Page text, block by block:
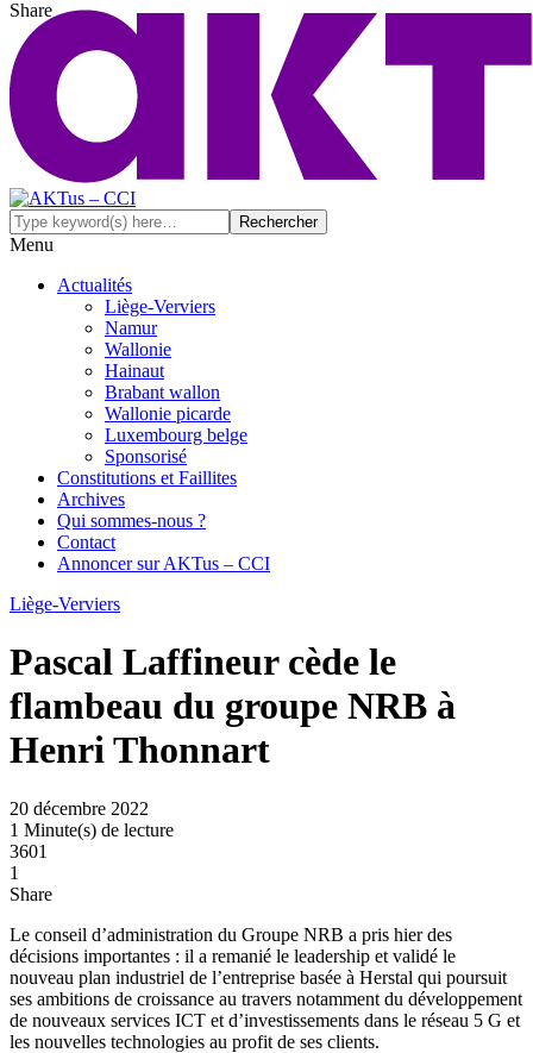
Menu
Actualités
Liège-Verviers
Namur
Wallonie
Hainaut
Brabant wallon
Wallonie picarde
Luxembourg belge
Sponsorisé
Constitutions et Faillites
Archives
Qui sommes-nous ?
Contact
Annoncer sur AKTus – CCI
Liège-Verviers
Pascal Laffineur cède le
flambeau du groupe NRB à
Henri Thonnart
20 décembre 2022
1 Minute(s) de lecture
3601
1
Share
Le conseil d’administration du Groupe NRB a pris hier des
décisions importantes : il a remanié le leadership et validé le
nouveau plan industriel de l’entreprise basée à Herstal qui poursuit
ses ambitions de croissance au travers notamment du développement
de nouveaux services ICT et d’investissements dans le réseau 5 G et
les nouvelles technologies au profit de ses clients.
Share